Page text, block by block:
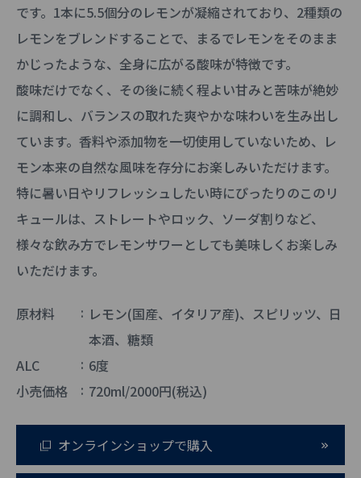
です。1本に5.5個分のレモンが凝縮されており、2種類の
レモンをブレンドすることで、まるでレモンをそのまま
かじったような、全身に広がる酸味が特徴です。
酸味だけでなく、その後に続く程よい甘みと苦味が絶妙
に調和し、バランスの取れた爽やかな味わいを生み出し
ています。香料や添加物を一切使用していないため、レ
モン本来の自然な風味を存分にお楽しみいただけます。
特に暑い日やリフレッシュしたい時にぴったりのこのリ
キュールは、ストレートやロック、ソーダ割りなど、
様々な飲み方でレモンサワーとしても美味しくお楽しみ
いただけます。
原材料
レモン(国産、イタリア産)、スピリッツ、日
本酒、糖類
ALC
6度
小売価格
720ml/2000円(税込)
オンラインショップで購入